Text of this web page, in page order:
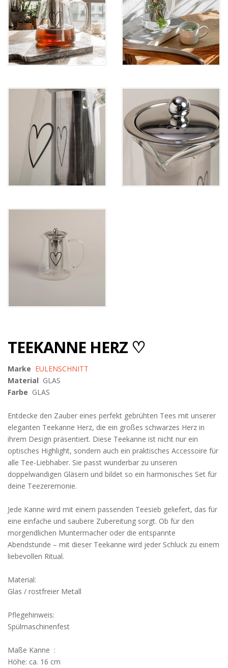
TEEKANNE HERZ ♡
Marke EULENSCHNITT
Material GLAS
Farbe GLAS
Entdecke den Zauber eines perfekt gebrühten Tees mit unserer
eleganten Teekanne Herz, die ein großes schwarzes Herz in
ihrem Design präsentiert. Diese Teekanne ist nicht nur ein
optisches Highlight, sondern auch ein praktisches Accessoire für
alle Tee-Liebhaber. Sie passt wunderbar zu unseren
doppelwandigen Gläsern und bildet so ein harmonisches Set für
deine Teezeremonie.
Jede Kanne wird mit einem passenden Teesieb geliefert, das für
eine einfache und saubere Zubereitung sorgt. Ob für den
morgendlichen Muntermacher oder die entspannte
Abendstunde – mit dieser Teekanne wird jeder Schluck zu einem
liebevollen Ritual.
Material:
Glas / rostfreier Metall
Pflegehinweis:
Spülmaschinenfest
Maße Kanne :
Höhe: ca. 16 cm